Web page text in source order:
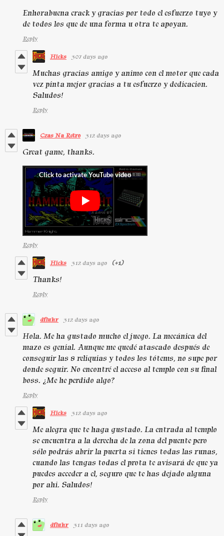
Enhorabuena crack y gracias por todo el esfuerzo tuyo y
de todos los que de una forma u otra te apoyan.
Reply
Hicks 307 days ago
Muchas gracias amigo y animo con el motor que cada
vez pinta mejor gracias a tu esfuerzo y dedicacion.
Saludos!
Reply
Czas Na Retro 312 days ago
Great game, thanks.
Reply
Hicks 312 days ago (+1)
Thanks!
Reply
dfluhr 312 days ago
Hola. Me ha gustado mucho el juego. La mecánica del
mazo es genial. Aunque me quedé atascado después de
conseguir las 8 reliquias y todos los tótems, no supe por
donde seguir. No encontré el acceso al templo con su final
boss. ¿Me he perdido algo?
Reply
Hicks 312 days ago
Me alegra que te haga gustado. La entrada al templo
se encuentra a la derecha de la zona del puente pero
sólo podrás abrir la puerta si tienes todas las runas,
cuando las tengas todas el prota te avisará de que ya
puedes acceder a el, seguro que te has dejado alguna
por ahi. Saludos!
Reply
dfluhr 311 days ago